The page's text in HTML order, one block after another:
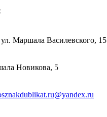
Маршала Василевского, 15
Новикова, 5